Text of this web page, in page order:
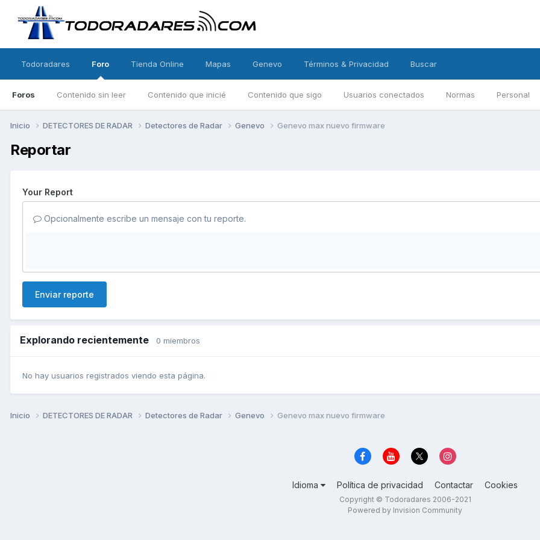
Todoradares Foro
Foros Contenido sin leer Contenido que inicié Contenido que sigo Usuarios conectados Normas Personal
Tienda Online Mapas Genevo Términos & Privacidad Buscar
Inicio DETECTORES DE RADAR Detectores de Radar Genevo Genevo max nuevo firmware
Reportar
Your Report
Opcionalmente escribe un mensaje con tu reporte.
Enviar reporte
Explorando recientemente 0 miembros
No hay usuarios registrados viendo esta página.
Inicio DETECTORES DE RADAR Detectores de Radar Genevo Genevo max nuevo firmware
Idioma Política de privacidad Contactar Cookies
Copyright © Todoradares 2006-2021
Powered by Invision Community